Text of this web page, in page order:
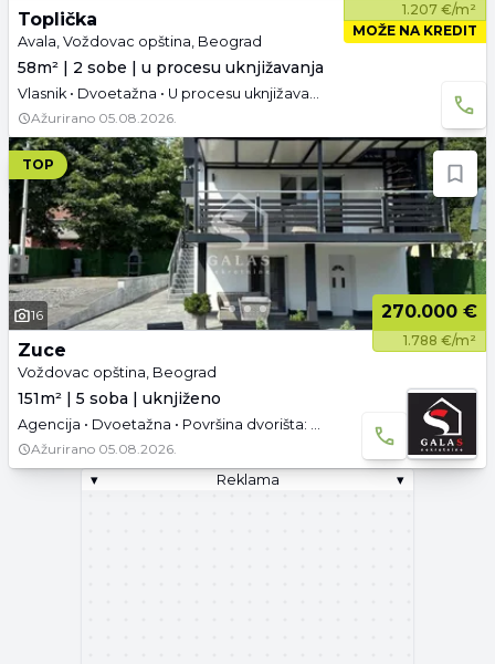
1.207 €/m²
MOŽE NA KREDIT
Toplička
Avala, Voždovac opština, Beograd
58m² | 2 sobe | u procesu uknjižavanja
Vlasnik • Dvoetažna • U procesu uknjižavanja • Namešteno • Tavan
Ažurirano 05.08.2026.
TOP
16 270.000 €
1.788 €/m²
Zuce
Voždovac opština, Beograd
151m² | 5 soba | uknjiženo
Agencija • Dvoetažna • Površina dvorišta: 50 a • Uknjižen • Namešteno • Garaža
Ažurirano 05.08.2026.
▾
Reklama ▾